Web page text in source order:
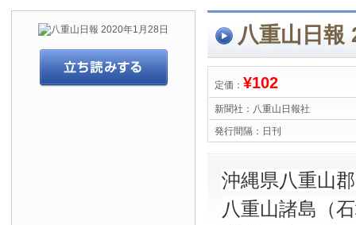
八重山日報
定価： ¥102
新聞社： 八重山日報社
発行間隔： 日刊
沖縄県八重山
八重山諸島（